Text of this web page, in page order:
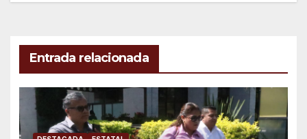
Entrada relacionada